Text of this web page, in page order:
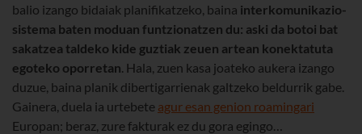
balio izango bidaiak planifikatzeko, baina interkomunikazio-
sistema baten moduan funtzionatzen du: aski da botoi bat
sakatzea taldeko kide guztiak zeuen artean konektatuta
egoteko oporretan. Hala, zuen kasa joateko aukera izango
duzue, baina planik dibertigarrienak galtzeko beldurrik gabe.
Gainera, duela ia urtebete agur esan genion roamingari
Europan; beraz, zure fakturak ez du gora egingo…